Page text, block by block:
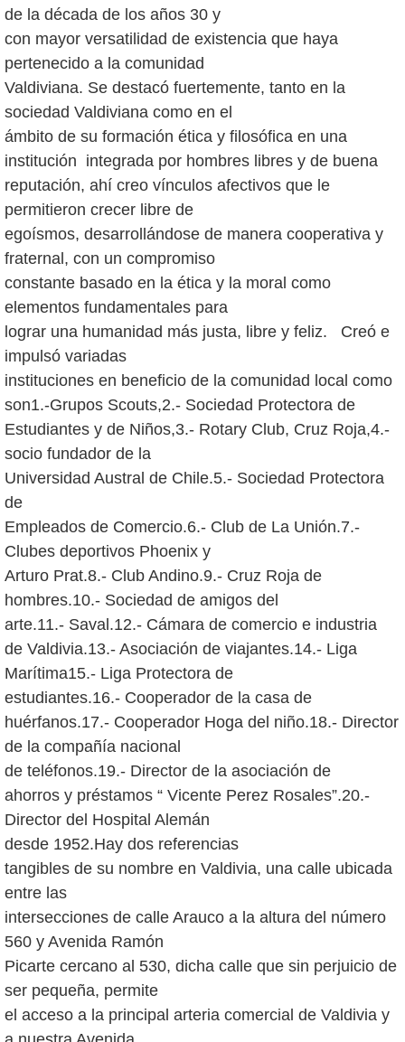
de la década de los años 30 y
con mayor versatilidad de existencia que haya
pertenecido a la comunidad
Valdiviana. Se destacó fuertemente, tanto en la
sociedad Valdiviana como en el
ámbito de su formación ética y filosófica en una
institución integrada por hombres libres y de buena
reputación, ahí creo vínculos afectivos que le
permitieron crecer libre de
egoísmos, desarrollándose de manera cooperativa y
fraternal, con un compromiso
constante basado en la ética y la moral como
elementos fundamentales para
lograr una humanidad más justa, libre y feliz. Creó e
impulsó variadas
instituciones en beneficio de la comunidad local como
son1.-Grupos Scouts,2.- Sociedad Protectora de
Estudiantes y de Niños,3.- Rotary Club, Cruz Roja,4.-
socio fundador de la
Universidad Austral de Chile.5.- Sociedad Protectora
de
Empleados de Comercio.6.- Club de La Unión.7.-
Clubes deportivos Phoenix y
Arturo Prat.8.- Club Andino.9.- Cruz Roja de
hombres.10.- Sociedad de amigos del
arte.11.- Saval.12.- Cámara de comercio e industria
de Valdivia.13.- Asociación de viajantes.14.- Liga
Marítima15.- Liga Protectora de
estudiantes.16.- Cooperador de la casa de
huérfanos.17.- Cooperador Hoga del niño.18.- Director
de la compañía nacional
de teléfonos.19.- Director de la asociación de
ahorros y préstamos “ Vicente Perez Rosales”.20.-
Director del Hospital Alemán
desde 1952.Hay dos referencias
tangibles de su nombre en Valdivia, una calle ubicada
entre las
intersecciones de calle Arauco a la altura del número
560 y Avenida Ramón
Picarte cercano al 530, dicha calle que sin perjuicio de
ser pequeña, permite
el acceso a la principal arteria comercial de Valdivia y